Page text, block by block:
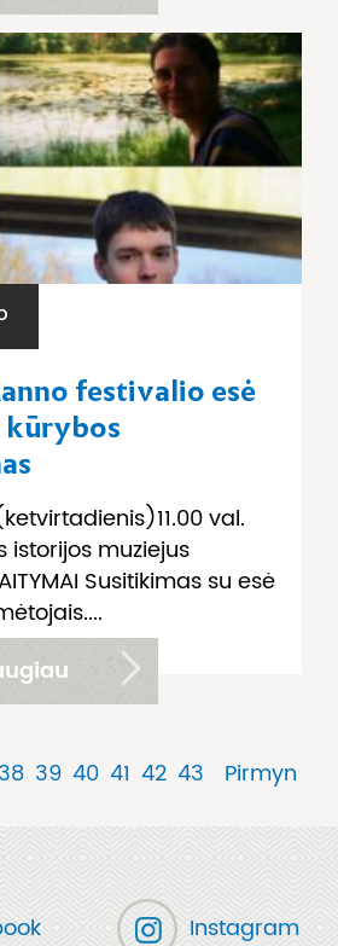
festivalio esė
val.
istorijos muziejus
Susitikimas su esė
38 39 40 41 42 43 Pirmyn
Instagram